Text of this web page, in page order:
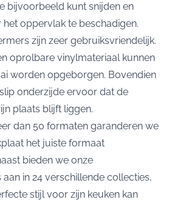
bijvoorbeeld kunt snijden en
oppervlak te beschadigen.
zijn zeer gebruiksvriendelijk.
oprolbare vinylmateriaal kunnen
worden opgeborgen. Bovendien
onderzijde ervoor dat de
plaats blijft liggen.
dan 50 formaten garanderen we
het juiste formaat
bieden we onze
in 24 verschillende collecties,
stijl voor zijn keuken kan